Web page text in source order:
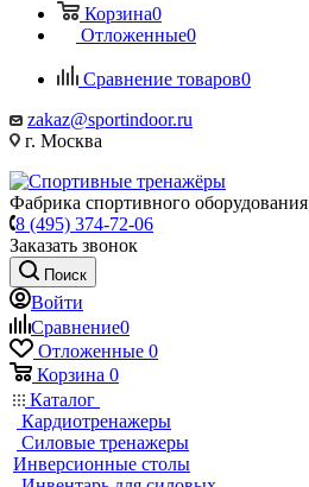
Корзина0
Отложенные0
Сравнение товаров0
zakaz@sportindoor.ru
г. Москва
Фабрика спортивного оборудования
8 (495) 374-72-06
Заказать звонок
Поиск
Войти
Сравнение0
Отложенные 0
Корзина 0
Каталог
Кардиотренажеры
Силовые тренажеры
Инверсионные столы